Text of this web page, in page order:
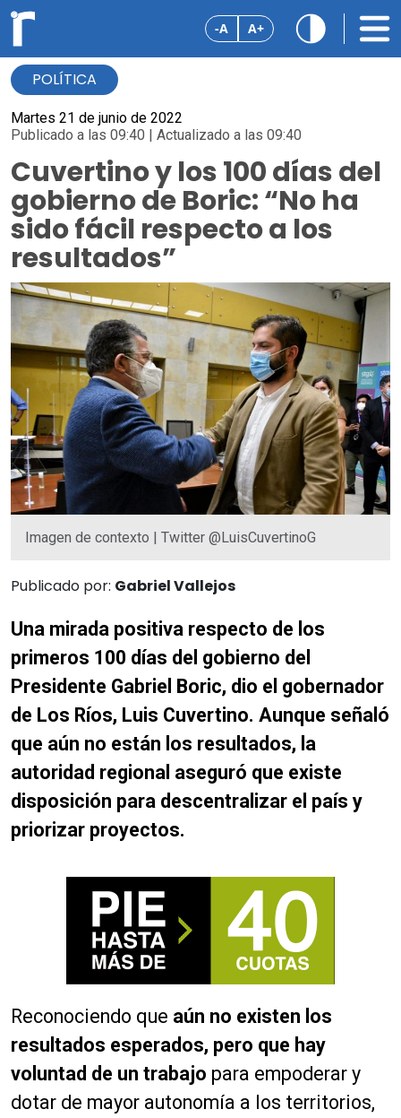
-A A+
POLÍTICA
Martes 21 de junio de 2022
Publicado a las 09:40 | Actualizado a las 09:40
Cuvertino y los 100 días del
gobierno de Boric: “No ha
sido fácil respecto a los
resultados”
Imagen de contexto | Twitter @LuisCuvertinoG
Publicado por: Gabriel Vallejos
Una mirada positiva respecto de los
primeros 100 días del gobierno del
Presidente Gabriel Boric, dio el gobernador
de Los Ríos, Luis Cuvertino. Aunque señaló
que aún no están los resultados, la
autoridad regional aseguró que existe
disposición para descentralizar el país y
priorizar proyectos.
Reconociendo que aún no existen los
resultados esperados, pero que hay
voluntad de un trabajo para empoderar y
dotar de mayor autonomía a los territorios,